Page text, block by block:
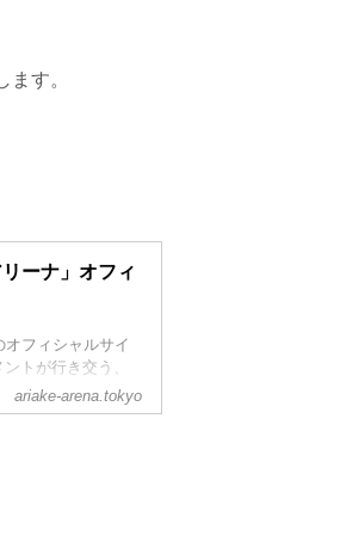
す。
ーナ」オフィ
フィシャルサイ
トが行き交う、
ariake-arena.tokyo